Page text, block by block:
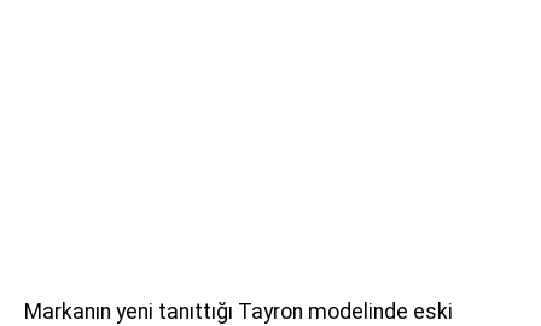
Markanın yeni tanıttığı Tayron modelinde eski